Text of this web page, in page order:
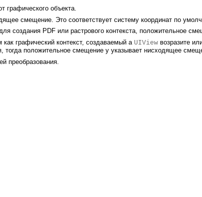
графического объекта.
смещение. Это соответствует систему координат по
создания PDF или растрового контекста, положительное
графический контекст, создаваемый a UIViewвозразите
тогда положительное смещение y указывает нисходящее
преобразования.